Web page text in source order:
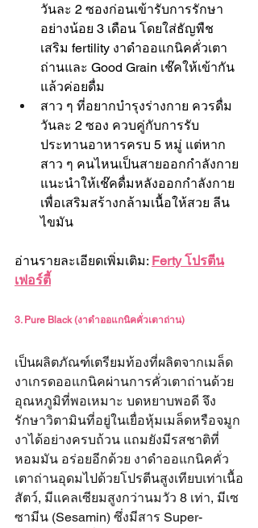
วันละ 2 ซองก่อนเข้ารับการรักษา
อย่างน้อย 3 เดือน โดยใส่ธัญพืช
เสริม fertility งาดำออแกนิคคั่วเตา
ถ่านและ Good Grain เช๊คให้เข้ากัน
แล้วค่อยดื่ม
สาว ๆ ที่อยากบำรุงร่างกาย ควรดื่ม
วันละ 2 ซอง ควบคู่กับการรับ
ประทานอาหารครบ 5 หมู่ แต่หาก
สาว ๆ คนไหนเป็นสายออกกำลังกาย
แนะนำให้เช๊คดื่มหลังออกกำลังกาย
เพื่อเสริมสร้างกล้ามเนื้อให้สวย ลีน
ไขมัน
อ่านรายละเอียดเพิ่มเติม: Ferty โปรตีน
เฟอร์ตี้
3. Pure Black (งาดำออแกนิคคั่วเตาถ่าน)
เป็นผลิตภัณฑ์เตรียมท้องที่ผลิตจากเมล็ด
งาเกรดออแกนิคผ่านการคั่วเตาถ่านด้วย
อุณหภูมิที่พอเหมาะ บดหยาบพอดี จึง
รักษาวิตามินที่อยู่ในเยื่อหุ้มเมล็ดหรือจมูก
งาได้อย่างครบถ้วน แถมยังมีรสชาติที่
หอมมัน อร่อยอีกด้วย งาดำออแกนิคคั่ว
เตาถ่านอุดมไปด้วยโปรตีนสูงเทียบเท่าเนื้อ
สัตว์, มีแคลเซียมสูงกว่านมวัว 8 เท่า, มีเซ
ซามีน (Sesamin) ซึ่งมีสาร Super-